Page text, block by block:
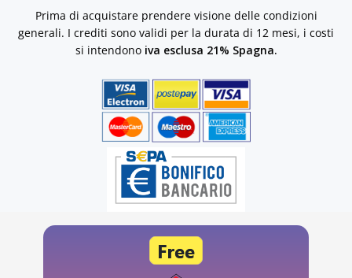
Prima di acquistare prendere visione delle condizioni
generali. I crediti sono validi per la durata di 12 mesi, i costi
si intendono iva esclusa 21% Spagna.